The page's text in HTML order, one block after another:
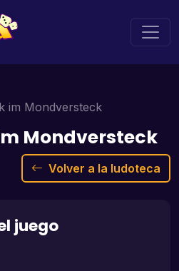
im Mondversteck
Mondversteck
Volver a la ludoteca
juego